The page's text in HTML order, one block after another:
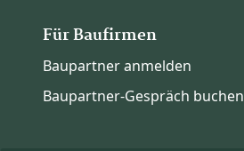
Für Baufirmen
Baupartner anmelden
Baupartner-Gespräch buchen